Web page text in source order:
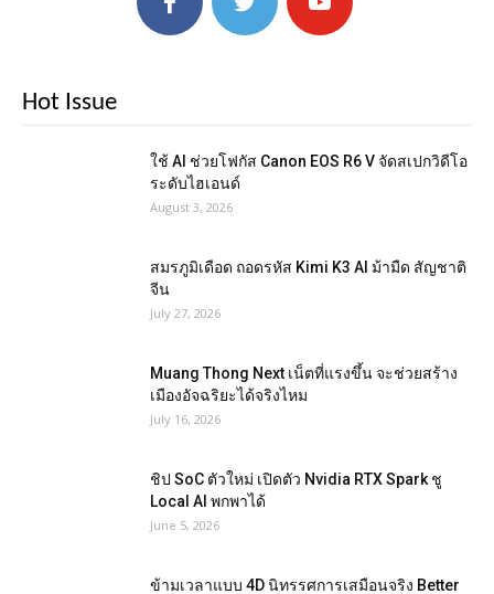
Hot Issue
ใช้ AI ช่วยโฟกัส Canon EOS R6 V จัดสเปกวิดีโอ
ระดับไฮเอนด์
August 3, 2026
สมรภูมิเดือด ถอดรหัส Kimi K3 AI ม้ามืด สัญชาติ
จีน
July 27, 2026
Muang Thong Next เน็ตที่แรงขึ้น จะช่วยสร้าง
เมืองอัจฉริยะได้จริงไหม
July 16, 2026
ชิป SoC ตัวใหม่ เปิดตัว Nvidia RTX Spark ชู
Local AI พกพาได้
June 5, 2026
ข้ามเวลาแบบ 4D นิทรรศการเสมือนจริง Better